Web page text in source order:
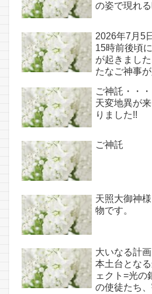
の姿で現れ
2026年7月5
15時前後頃
が起きまし
たなご神事
点であり古
もある伊弉
神託あり！！
ご神託・・
天変地異が
りました!!
ご神託
天照大御神
物です。
大いなる計
本土台とな
ェクト=光の
の使徒たち